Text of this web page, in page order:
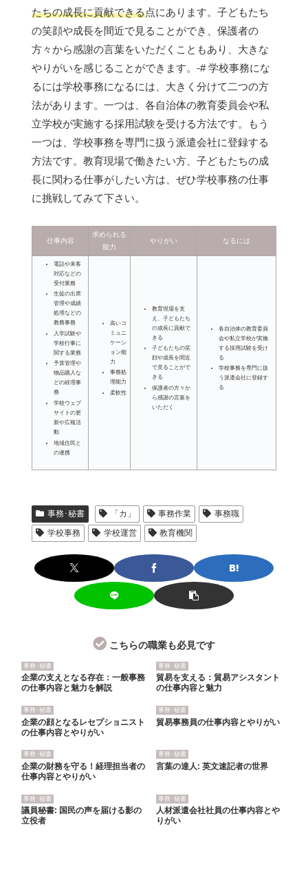
たちの成長に貢献できる点にあります。子どもたち
の笑顔や成長を間近で見ることができ、保護者の
方々から感謝の言葉をいただくこともあり、大きな
やりがいを感じることができます。-# 学校事務にな
るには学校事務になるには、大きく分けて二つの方
法があります。一つは、各自治体の教育委員会や私
立学校が実施する採用試験を受ける方法です。もう
一つは、学校事務を専門に扱う派遣会社に登録する
方法です。教育現場で働きたい方、子どもたちの成
長に関わる仕事がしたい方は、ぜひ学校事務の仕事
に挑戦してみて下さい。
仕事内容
求められる
能力
やりがい なるには
電話や来客
対応などの
受付業務
生徒の出席
管理や成績
処理などの
教務事務
入学試験や
学校行事に
関する業務
予算管理や
物品購入な
どの経理事
務
学校ウェブ
サイトの更
新や広報活
動
地域住民と
の連携
高いコ
ミュニ
ケーシ
ョン能
力
事務処
理能力
柔軟性
教育現場を支
え、子どもたち
の成長に貢献で
きる
子どもたちの笑
顔や成長を間近
で見ることがで
きる
保護者の方々か
ら感謝の言葉を
いただく
各自治体の教育委員
会や私立学校が実施
する採用試験を受け
る
学校事務を専門に扱
う派遣会社に登録す
る
事務･秘書 「カ」 事務作業
事務職
学校事務
学校運営 教育機関
こちらの職業も必見です
事務･秘書
企業の支えとなる存在：一般事務
の仕事内容と魅力を解説
事務･秘書
貿易を支える：貿易アシスタント
の仕事内容と魅力
事務･秘書
企業の顔となるレセプショニスト
の仕事内容とやりがい
事務･秘書
貿易事務員の仕事内容とやりがい
事務･秘書
企業の財務を守る！経理担当者の
仕事内容とやりがい
事務･秘書
言葉の達人: 英文速記者の世界
事務･秘書
議員秘書: 国民の声を届ける影の
立役者
事務･秘書
人材派遣会社社員の仕事内容とや
りがい